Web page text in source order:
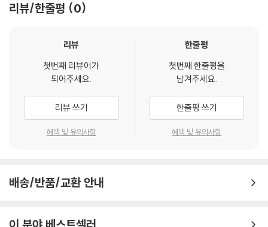
리뷰/한줄평 0
리뷰
첫번째 리뷰어가
되어주세요.
리뷰 쓰기
혜택 및 유의사항
한줄평
첫번째 한줄평을
남겨주세요.
한줄평 쓰기
혜택 및 유의사항
배송/반품/교환 안내